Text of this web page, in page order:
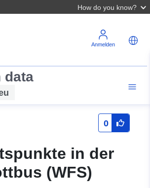
How do you know?
Anmelden
data
0
in der
(WFS)